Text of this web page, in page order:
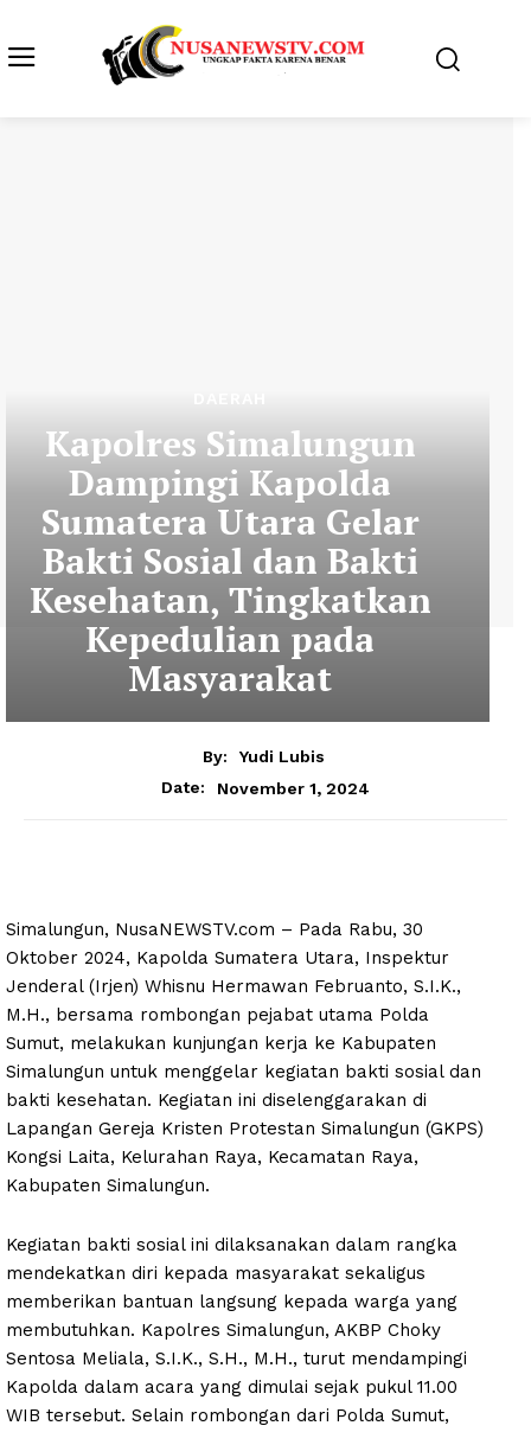
Kapolres Simalungun
Dampingi Kapolda
Sumatera Utara Gelar
Bakti Sosial dan Bakti
Kesehatan, Tingkatkan
Kepedulian pada
Masyarakat
By:
Yudi Lubis
Date:
November 1, 2024
Simalungun, NusaNEWSTV.com – Pada Rabu, 30
Oktober 2024, Kapolda Sumatera Utara, Inspektur
Jenderal (Irjen) Whisnu Hermawan Februanto, S.I.K.,
M.H., bersama rombongan pejabat utama Polda
Sumut, melakukan kunjungan kerja ke Kabupaten
Simalungun untuk menggelar kegiatan bakti sosial dan
bakti kesehatan. Kegiatan ini diselenggarakan di
Lapangan Gereja Kristen Protestan Simalungun (GKPS)
Kongsi Laita, Kelurahan Raya, Kecamatan Raya,
Kabupaten Simalungun.
Kegiatan bakti sosial ini dilaksanakan dalam rangka
mendekatkan diri kepada masyarakat sekaligus
memberikan bantuan langsung kepada warga yang
membutuhkan. Kapolres Simalungun, AKBP Choky
Sentosa Meliala, S.I.K., S.H., M.H., turut mendampingi
Kapolda dalam acara yang dimulai sejak pukul 11.00
WIB tersebut. Selain rombongan dari Polda Sumut,